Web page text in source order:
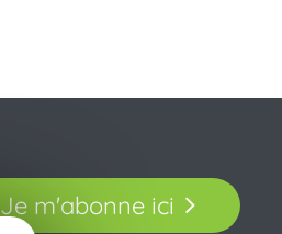
Je m'abonne ici